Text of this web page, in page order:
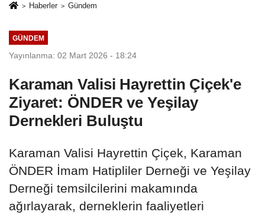
Haberler Gündem
GÜNDEM
Yayınlanma: 02 Mart 2026 - 18:24
Karaman Valisi Hayrettin Çiçek'e
Ziyaret: ÖNDER ve Yeşilay
Dernekleri Buluştu
Karaman Valisi Hayrettin Çiçek, Karaman
ÖNDER İmam Hatipliler Derneği ve Yeşilay
Derneği temsilcilerini makamında
ağırlayarak, derneklerin faaliyetleri